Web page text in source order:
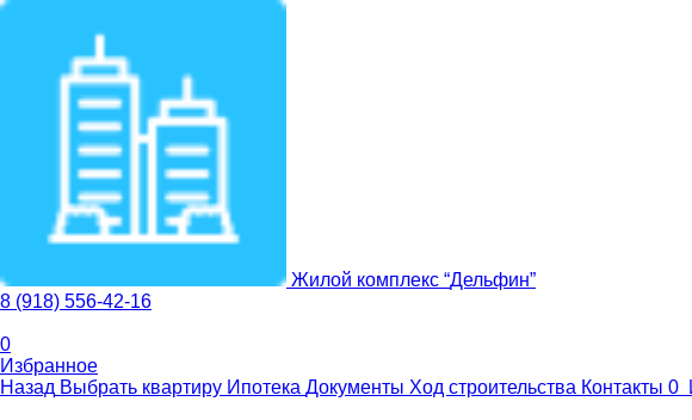
Жилой комплекс “Дельфин”
8 (918) 556-42-16
0
Избранное
Назад Выбрать квартиру Ипотека Документы Ход строительства Контакты 0